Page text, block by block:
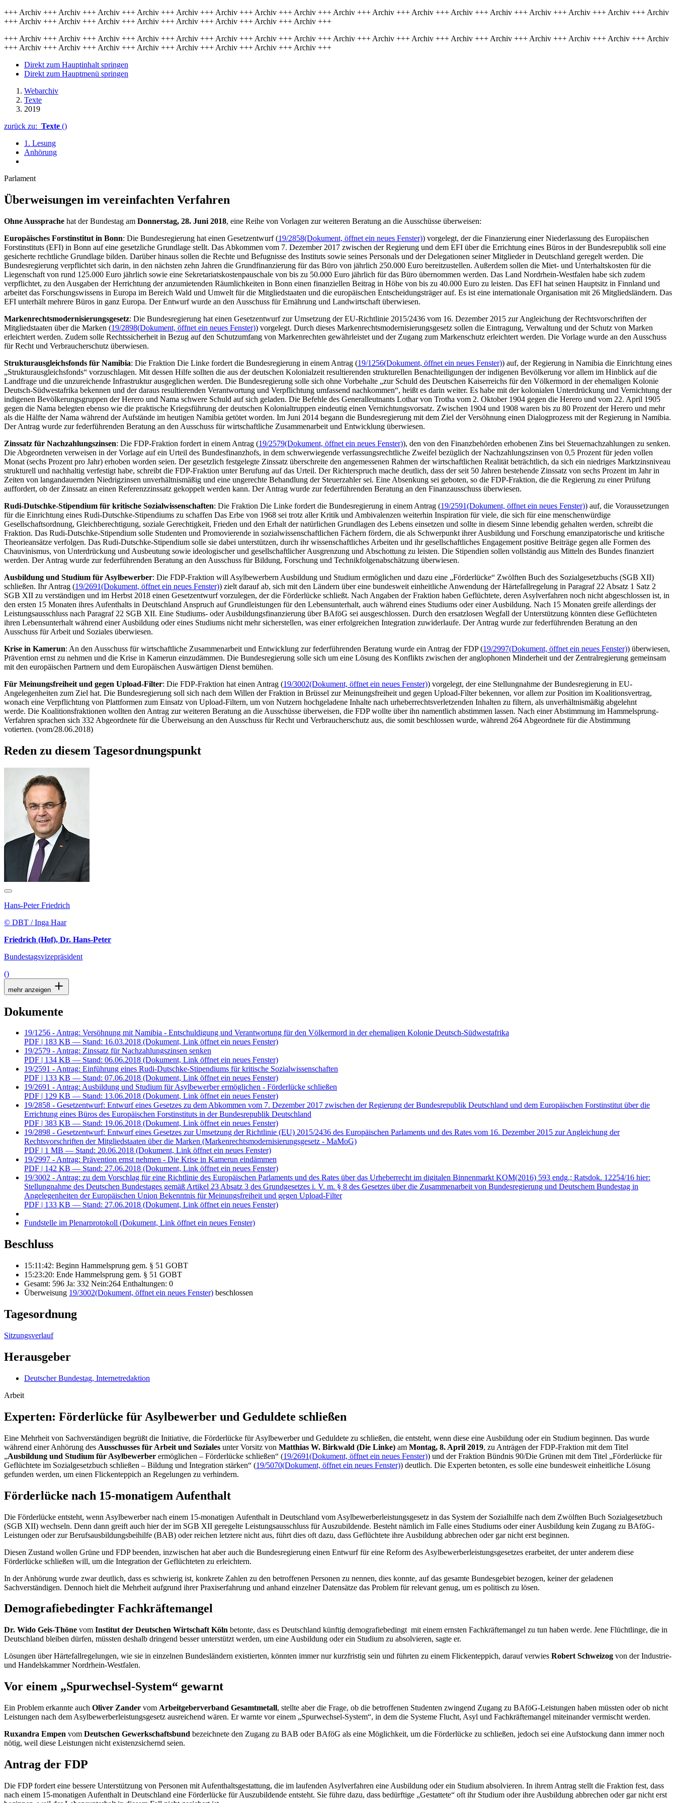
+++ Archiv +++ Archiv +++ Archiv +++ Archiv +++ Archiv +++ Archiv +++ Archiv +++ Archiv +++ Archiv +++ Archiv +++ Archiv +++ Archiv +++ Archiv +++ Archiv +++ Archiv +++ Archiv +++ Archiv
+++ Archiv +++ Archiv +++ Archiv +++ Archiv +++ Archiv +++ Archiv +++ Archiv +++ Archiv +++
+++ Archiv +++ Archiv +++ Archiv +++ Archiv +++ Archiv +++ Archiv +++ Archiv +++ Archiv +++ Archiv +++ Archiv +++ Archiv +++ Archiv +++ Archiv +++ Archiv +++ Archiv +++ Archiv +++ Archiv
+++ Archiv +++ Archiv +++ Archiv +++ Archiv +++ Archiv +++ Archiv +++ Archiv +++ Archiv +++
Direkt zum Hauptinhalt springen
Direkt zum Hauptmenü springen
Webarchiv
Texte
2019
zurück zu: Texte ()
1. Lesung
Anhörung
Parlament
Überweisungen im vereinfachten Verfahren
Ohne Aussprache hat der Bundestag am Donnerstag, 28. Juni 2018, eine Reihe von Vorlagen zur weiteren Beratung an die Ausschüsse überweisen:
Europäisches Forstinstitut in Bonn: Die Bundesregierung hat einen Gesetzentwurf (19/2858(Dokument, öffnet ein neues Fenster)) vorgelegt, der die Finanzierung einer Niederlassung des Europäischen
Forstinstituts (EFI) in Bonn auf eine gesetzliche Grundlage stellt. Das Abkommen vom 7. Dezember 2017 zwischen der Regierung und dem EFI über die Errichtung eines Büros in der Bundesrepublik soll eine
gesicherte rechtliche Grundlage bilden. Darüber hinaus sollen die Rechte und Befugnisse des Instituts sowie seines Personals und der Delegationen seiner Mitglieder in Deutschland geregelt werden. Die
Bundesregierung verpflichtet sich darin, in den nächsten zehn Jahren die Grundfinanzierung für das Büro von jährlich 250.000 Euro bereitzustellen. Außerdem sollen die Miet- und Unterhaltskosten für die
Liegenschaft von rund 125.000 Euro jährlich sowie eine Sekretariatskostenpauschale von bis zu 50.000 Euro jährlich für das Büro übernommen werden. Das Land Nordrhein-Westfalen habe sich zudem
verpflichtet, zu den Ausgaben der Herrichtung der anzumietenden Räumlichkeiten in Bonn einen finanziellen Beitrag in Höhe von bis zu 40.000 Euro zu leisten. Das EFI hat seinen Hauptsitz in Finnland und
arbeitet das Forschungswissens in Europa im Bereich Wald und Umwelt für die Mitgliedstaaten und die europäischen Entscheidungsträger auf. Es ist eine internationale Organisation mit 26 Mitgliedsländern. Das
EFI unterhält mehrere Büros in ganz Europa. Der Entwurf wurde an den Ausschuss für Ernährung und Landwirtschaft überwiesen.
Markenrechtsmodernisierungsgesetz: Die Bundesregierung hat einen Gesetzentwurf zur Umsetzung der EU-Richtlinie 2015/2436 vom 16. Dezember 2015 zur Angleichung der Rechtsvorschriften der
Mitgliedstaaten über die Marken (19/2898(Dokument, öffnet ein neues Fenster)) vorgelegt. Durch dieses Markenrechtsmodernisierungsgesetz sollen die Eintragung, Verwaltung und der Schutz von Marken
erleichtert werden. Zudem solle Rechtssicherheit in Bezug auf den Schutzumfang von Markenrechten gewährleistet und der Zugang zum Markenschutz erleichtert werden. Die Vorlage wurde an den Ausschuss
für Recht und Verbraucherschutz überwiesen.
Strukturausgleichsfonds für Namibia: Die Fraktion Die Linke fordert die Bundesregierung in einem Antrag (19/1256(Dokument, öffnet ein neues Fenster)) auf, der Regierung in Namibia die Einrichtung eines
„Strukturausgleichsfonds“ vorzuschlagen. Mit dessen Hilfe sollten die aus der deutschen Kolonialzeit resultierenden strukturellen Benachteiligungen der indigenen Bevölkerung vor allem im Hinblick auf die
Landfrage und die unzureichende Infrastruktur ausgeglichen werden. Die Bundesregierung solle sich ohne Vorbehalte „zur Schuld des Deutschen Kaiserreichs für den Völkermord in der ehemaligen Kolonie
Deutsch-Südwestafrika bekennen und der daraus resultierenden Verantwortung und Verpflichtung umfassend nachkommen“, heißt es darin weiter. Es habe mit der kolonialen Unterdrückung und Vernichtung der
indigenen Bevölkerungsgruppen der Herero und Nama schwere Schuld auf sich geladen. Die Befehle des Generalleutnants Lothar von Trotha vom 2. Oktober 1904 gegen die Herero und vom 22. April 1905
gegen die Nama belegten ebenso wie die praktische Kriegsführung der deutschen Kolonialtruppen eindeutig einen Vernichtungsvorsatz. Zwischen 1904 und 1908 waren bis zu 80 Prozent der Herero und mehr
als die Hälfte der Nama während der Aufstände im heutigen Namibia getötet worden. Im Juni 2014 begann die Bundesregierung mit dem Ziel der Versöhnung einen Dialogprozess mit der Regierung in Namibia.
Der Antrag wurde zur federführenden Beratung an den Ausschuss für wirtschaftliche Zusammenarbeit und Entwicklung überwiesen.
Zinssatz für Nachzahlungszinsen: Die FDP-Fraktion fordert in einem Antrag (19/2579(Dokument, öffnet ein neues Fenster)), den von den Finanzbehörden erhobenen Zins bei Steuernachzahlungen zu senken.
Die Abgeordneten verweisen in der Vorlage auf ein Urteil des Bundesfinanzhofs, in dem schwerwiegende verfassungsrechtliche Zweifel bezüglich der Nachzahlungszinsen von 0,5 Prozent für jeden vollen
Monat (sechs Prozent pro Jahr) erhoben worden seien. Der gesetzlich festgelegte Zinssatz überschreite den angemessenen Rahmen der wirtschaftlichen Realität beträchtlich, da sich ein niedriges Marktzinsniveau
strukturell und nachhaltig verfestigt habe, schreibt die FDP-Fraktion unter Berufung auf das Urteil. Der Richterspruch mache deutlich, dass der seit 50 Jahren bestehende Zinssatz von sechs Prozent im Jahr in
Zeiten von langandauernden Niedrigzinsen unverhältnismäßig und eine ungerechte Behandlung der Steuerzahler sei. Eine Absenkung sei geboten, so die FDP-Fraktion, die die Regierung zu einer Prüfung
auffordert, ob der Zinssatz an einen Referenzzinssatz gekoppelt werden kann. Der Antrag wurde zur federführenden Beratung an den Finanzausschuss überwiesen.
Rudi-Dutschke-Stipendium für kritische Sozialwissenschaften: Die Fraktion Die Linke fordert die Bundesregierung in einem Antrag (19/2591(Dokument, öffnet ein neues Fenster)) auf, die Voraussetzungen
für die Einrichtung eines Rudi-Dutschke-Stipendiums zu schaffen Das Erbe von 1968 sei trotz aller Kritik und Ambivalenzen weiterhin Inspiration für viele, die sich für eine menschenwürdige
Gesellschaftsordnung, Gleichberechtigung, soziale Gerechtigkeit, Frieden und den Erhalt der natürlichen Grundlagen des Lebens einsetzen und sollte in diesem Sinne lebendig gehalten werden, schreibt die
Fraktion. Das Rudi-Dutschke-Stipendium solle Studenten und Promovierende in sozialwissenschaftlichen Fächern fördern, die als Schwerpunkt ihrer Ausbildung und Forschung emanzipatorische und kritische
Theorieansätze verfolgen. Das Rudi-Dutschke-Stipendium solle sie dabei unterstützen, durch ihr wissenschaftliches Arbeiten und ihr gesellschaftliches Engagement positive Beiträge gegen alle Formen des
Chauvinismus, von Unterdrückung und Ausbeutung sowie ideologischer und gesellschaftlicher Ausgrenzung und Abschottung zu leisten. Die Stipendien sollen vollständig aus Mitteln des Bundes finanziert
werden. Der Antrag wurde zur federführenden Beratung an den Ausschuss für Bildung, Forschung und Technikfolgenabschätzung überwiesen.
Ausbildung und Studium für Asylbewerber: Die FDP-Fraktion will Asylbewerbern Ausbildung und Studium ermöglichen und dazu eine „Förderlücke“ Zwölften Buch des Sozialgesetzbuchs (SGB XII)
schließen. Ihr Antrag (19/2691(Dokument, öffnet ein neues Fenster)) zielt darauf ab, sich mit den Ländern über eine bundesweit einheitliche Anwendung der Härtefallregelung in Paragraf 22 Absatz 1 Satz 2
SGB XII zu verständigen und im Herbst 2018 einen Gesetzentwurf vorzulegen, der die Förderlücke schließt. Nach Angaben der Fraktion haben Geflüchtete, deren Asylverfahren noch nicht abgeschlossen ist, in
den ersten 15 Monaten ihres Aufenthalts in Deutschland Anspruch auf Grundleistungen für den Lebensunterhalt, auch während eines Studiums oder einer Ausbildung. Nach 15 Monaten greife allerdings der
Leistungsausschluss nach Paragraf 22 SGB XII. Eine Studiums- oder Ausbildungsfinanzierung über BAföG sei ausgeschlossen. Durch den ersatzlosen Wegfall der Unterstützung könnten diese Geflüchteten
ihren Lebensunterhalt während einer Ausbildung oder eines Studiums nicht mehr sicherstellen, was einer erfolgreichen Integration zuwiderlaufe. Der Antrag wurde zur federführenden Beratung an den
Ausschuss für Arbeit und Soziales überwiesen.
Krise in Kamerun: An den Ausschuss für wirtschaftliche Zusammenarbeit und Entwicklung zur federführenden Beratung wurde ein Antrag der FDP (19/2997(Dokument, öffnet ein neues Fenster)) überwiesen,
Prävention ernst zu nehmen und die Krise in Kamerun einzudämmen. Die Bundesregierung solle sich um eine Lösung des Konflikts zwischen der anglophonen Minderheit und der Zentralregierung gemeinsam
mit den europäischen Partnern und dem Europäischen Auswärtigen Dienst bemühen.
Für Meinungsfreiheit und gegen Upload-Filter: Die FDP-Fraktion hat einen Antrag (19/3002(Dokument, öffnet ein neues Fenster)) vorgelegt, der eine Stellungnahme der Bundesregierung in EU-
Angelegenheiten zum Ziel hat. Die Bundesregierung soll sich nach dem Willen der Fraktion in Brüssel zur Meinungsfreiheit und gegen Upload-Filter bekennen, vor allem zur Position im Koalitionsvertrag,
wonach eine Verpflichtung von Plattformen zum Einsatz von Upload-Filtern, um von Nutzern hochgeladene Inhalte nach urheberrechtsverletzenden Inhalten zu filtern, als unverhältnismäßig abgelehnt
werde. Die Koalitionsfraktionen wollten den Antrag zur weiteren Beratung an die Ausschüsse überweisen, die FDP wollte über ihn namentlich abstimmen lassen. Nach einer Abstimmung im Hammelsprung-
Verfahren sprachen sich 332 Abgeordnete für die Überweisung an den Ausschuss für Recht und Verbraucherschutz aus, die somit beschlossen wurde, während 264 Abgeordnete für die Abstimmung
votierten. (vom/28.06.2018)
Reden zu diesem Tagesordnungspunkt
Hans-Peter Friedrich
© DBT / Inga Haar
Friedrich (Hof), Dr. Hans-Peter
Bundestagsvizepräsident
()
mehr anzeigen
Dokumente
19/1256 - Antrag: Versöhnung mit Namibia - Entschuldigung und Verantwortung für den Völkermord in der ehemaligen Kolonie Deutsch-Südwestafrika
PDF | 183 KB — Stand: 16.03.2018 (Dokument, Link öffnet ein neues Fenster)
19/2579 - Antrag: Zinssatz für Nachzahlungszinsen senken
PDF | 134 KB — Stand: 06.06.2018 (Dokument, Link öffnet ein neues Fenster)
19/2591 - Antrag: Einführung eines Rudi-Dutschke-Stipendiums für kritische Sozialwissenschaften
PDF | 133 KB — Stand: 07.06.2018 (Dokument, Link öffnet ein neues Fenster)
19/2691 - Antrag: Ausbildung und Studium für Asylbewerber ermöglichen - Förderlücke schließen
PDF | 129 KB — Stand: 13.06.2018 (Dokument, Link öffnet ein neues Fenster)
19/2858 - Gesetzentwurf: Entwurf eines Gesetzes zu dem Abkommen vom 7. Dezember 2017 zwischen der Regierung der Bundesrepublik Deutschland und dem Europäischen Forstinstitut über die
Errichtung eines Büros des Europäischen Forstinstituts in der Bundesrepublik Deutschland
PDF | 383 KB — Stand: 19.06.2018 (Dokument, Link öffnet ein neues Fenster)
19/2898 - Gesetzentwurf: Entwurf eines Gesetzes zur Umsetzung der Richtlinie (EU) 2015/2436 des Europäischen Parlaments und des Rates vom 16. Dezember 2015 zur Angleichung der
Rechtsvorschriften der Mitgliedstaaten über die Marken (Markenrechtsmodernisierungsgesetz - MaMoG)
PDF | 1 MB — Stand: 20.06.2018 (Dokument, Link öffnet ein neues Fenster)
19/2997 - Antrag: Prävention ernst nehmen - Die Krise in Kamerun eindämmen
PDF | 142 KB — Stand: 27.06.2018 (Dokument, Link öffnet ein neues Fenster)
19/3002 - Antrag: zu dem Vorschlag für eine Richtlinie des Europäischen Parlaments und des Rates über das Urheberrecht im digitalen Binnenmarkt KOM(2016) 593 endg.; Ratsdok. 12254/16 hier:
Stellungnahme des Deutschen Bundestages gemäß Artikel 23 Absatz 3 des Grundgesetzes i. V. m. § 8 des Gesetzes über die Zusammenarbeit von Bundesregierung und Deutschem Bundestag in
Angelegenheiten der Europäischen Union Bekenntnis für Meinungsfreiheit und gegen Upload-Filter
PDF | 133 KB — Stand: 27.06.2018 (Dokument, Link öffnet ein neues Fenster)
Fundstelle im Plenarprotokoll (Dokument, Link öffnet ein neues Fenster)
Beschluss
15:11:42: Beginn Hammelsprung gem. § 51 GOBT
15:23:20: Ende Hammelsprung gem. § 51 GOBT
Gesamt: 596 Ja: 332 Nein:264 Enthaltungen: 0
Überweisung 19/3002(Dokument, öffnet ein neues Fenster) beschlossen
Tagesordnung
Sitzungsverlauf
Herausgeber
Deutscher Bundestag, Internetredaktion
Arbeit
Experten: Förderlücke für Asyl­bewerber und Ge­dul­dete schließen
Eine Mehrheit von Sachverständigen begrüßt die Initiative, die Förderlücke für Asylbewerber und Geduldete zu schließen, die entsteht, wenn diese eine Ausbildung oder ein Studium beginnen. Das wurde
während einer Anhörung des Ausschusses für Arbeit und Soziales unter Vorsitz von Matthias W. Birkwald (Die Linke) am Montag, 8. April 2019, zu Anträgen der FDP-Fraktion mit dem Titel
„Ausbildung und Studium für Asylbewerber ermöglichen – Förderlücke schließen“ (19/2691(Dokument, öffnet ein neues Fenster)) und der Fraktion Bündnis 90/Die Grünen mit dem Titel „Förderlücke für
Geflüchtete im Sozialgesetzbuch schließen – Bildung und Integration stärken“ (19/5070(Dokument, öffnet ein neues Fenster)) deutlich. Die Experten betonten, es solle eine bundesweit einheitliche Lösung
gefunden werden, um einen Flickenteppich an Regelungen zu verhindern.
Förderlücke nach 15-monatigem Aufenthalt
Die Förderlücke entsteht, wenn Asylbewerber nach einem 15-monatigen Aufenthalt in Deutschland vom Asylbewerberleistungsgesetz in das System der Sozialhilfe nach dem Zwölften Buch Sozialgesetzbuch
(SGB XII) wechseln. Denn dann greift auch hier der im SGB XII geregelte Leistungsausschluss für Auszubildende. Besteht nämlich im Falle eines Studiums oder einer Ausbildung kein Zugang zu BAföG-
Leistungen oder zur Berufsausbildungsbeihilfe (BAB) oder reichen letztere nicht aus, führt dies oft dazu, dass Geflüchtete ihre Ausbildung abbrechen oder gar nicht erst beginnen.
Diesen Zustand wollen Grüne und FDP beenden, inzwischen hat aber auch die Bundesregierung einen Entwurf für eine Reform des Asylbewerberleistungsgesetzes erarbeitet, der unter anderem diese
Förderlücke schließen will, um die Integration der Geflüchteten zu erleichtern.
In der Anhörung wurde zwar deutlich, dass es schwierig ist, konkrete Zahlen zu den betroffenen Personen zu nennen, dies konnte, auf das gesamte Bundesgebiet bezogen, keiner der geladenen
Sachverständigen. Dennoch hielt die Mehrheit aufgrund ihrer Praxiserfahrung und anhand einzelner Datensätze das Problem für relevant genug, um es politisch zu lösen.
Demografiebedingter Fachkräftemangel
Dr. Wido Geis-Thöne vom Institut der Deutschen Wirtschaft Köln betonte, dass es Deutschland künftig demografiebedingt mit einem ernsten Fachkräftemangel zu tun haben werde. Jene Flüchtlinge, die in
Deutschland bleiben dürfen, müssten deshalb dringend besser unterstützt werden, um eine Ausbildung oder ein Studium zu absolvieren, sagte er.
Lösungen über Härtefallregelungen, wie sie in einzelnen Bundesländern existierten, könnten immer nur kurzfristig sein und führten zu einem Flickenteppich, darauf verwies Robert Schweizog von der Industrie-
und Handelskammer Nordrhein-Westfalen.
Vor einem „Spurwechsel-System“ gewarnt
Ein Problem erkannte auch Oliver Zander vom Arbeitgeberverband Gesamtmetall, stellte aber die Frage, ob die betroffenen Studenten zwingend Zugang zu BAföG-Leistungen haben müssten oder ob nicht
Leistungen nach dem Asylbewerberleistungsgesetz ausreichend wären. Er warnte vor einem „Spurwechsel-System“, in dem die Systeme Flucht, Asyl und Fachkräftemangel miteinander vermischt werden.
Ruxandra Empen vom Deutschen Gewerkschaftsbund bezeichnete den Zugang zu BAB oder BAföG als eine Möglichkeit, um die Förderlücke zu schließen, jedoch sei eine Aufstockung dann immer noch
nötig, weil diese Leistungen nicht existenzsichernd seien.
Antrag der FDP
Die FDP fordert eine bessere Unterstützung von Personen mit Aufenthaltsgestattung, die im laufenden Asylverfahren eine Ausbildung oder ein Studium absolvieren. In ihrem Antrag stellt die Fraktion fest, dass
nach einem 15-monatigen Aufenthalt in Deutschland eine Förderlücke für Auszubildende entsteht. Sie führe dazu, dass bedürftige „Gestattete“ oft ihr Studium oder ihre Ausbildung abbrechen oder gar nicht erst